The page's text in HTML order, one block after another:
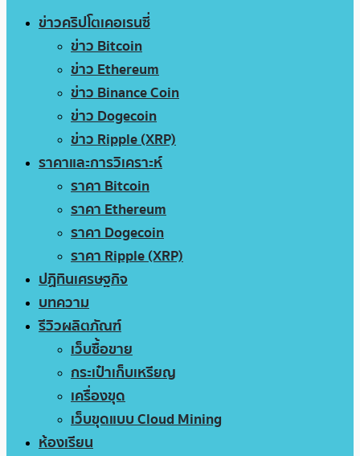
ข่าวคริปโตเคอเรนซี่
ข่าว Bitcoin
ข่าว Ethereum
ข่าว Binance Coin
ข่าว Dogecoin
ข่าว Ripple (XRP)
ราคาและการวิเคราะห์
ราคา Bitcoin
ราคา Ethereum
ราคา Dogecoin
ราคา Ripple (XRP)
ปฏิทินเศรษฐกิจ
บทความ
รีวิวผลิตภัณฑ์
เว็บซื้อขาย
กระเป๋าเก็บเหรียญ
เครื่องขุด
เว็บขุดแบบ Cloud Mining
ห้องเรียน